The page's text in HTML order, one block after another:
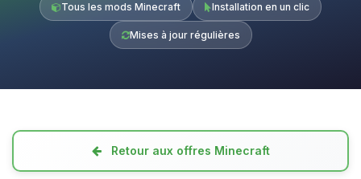
Tous les mods Minecraft Installation en un clic
Mises à jour régulières
Retour aux offres Minecraft